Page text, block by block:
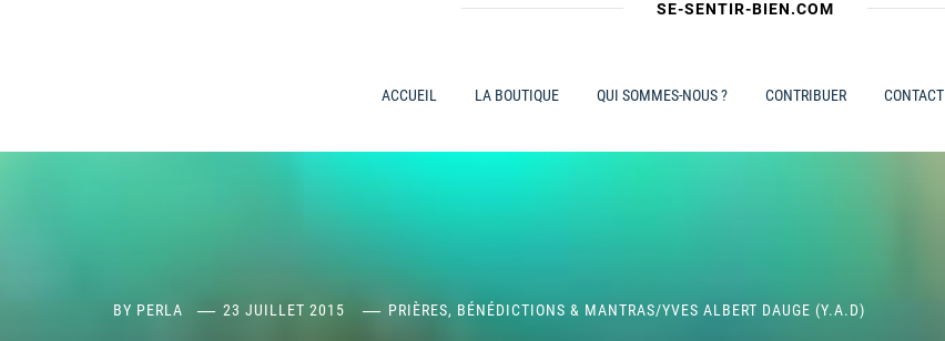
SE-SENTIR-BIEN.COM
ACCUEIL LA BOUTIQUE QUI SOMMES-NOUS ? CONTRIBUER CONTACT
BY PERLA 23 JUILLET 2015 PRIÈRES, BÉNÉDICTIONS & MANTRAS/YVES ALBERT DAUGE (Y.A.D)